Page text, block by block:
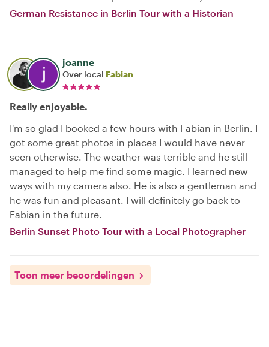
German Resistance in Berlin Tour with a Historian
joanne
Over local Fabian
Really enjoyable.
I'm so glad I booked a few hours with Fabian in Berlin. I
got some great photos in places I would have never
seen otherwise. The weather was terrible and he still
managed to help me find some magic. I learned new
ways with my camera also. He is also a gentleman and
he was fun and pleasant. I will definitely go back to
Fabian in the future.
Berlin Sunset Photo Tour with a Local Photographer
Toon meer beoordelingen